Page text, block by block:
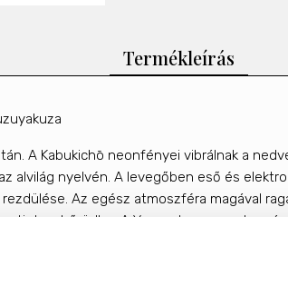
Termékleírás
A Kabukichō neonfényei vibrálnak a
alvilág nyelvén. A levegőben eső és
Az egész atmoszféra magával
a tinta a bőrödbe. A Yuzuyakuza
ennek az